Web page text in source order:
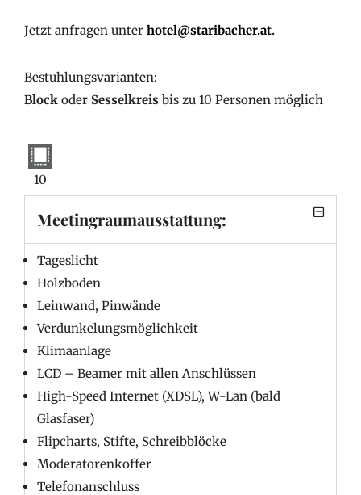
Jetzt anfragen unter hotel@staribacher.at.
Bestuhlungsvarianten:
Block oder Sesselkreis bis zu 10 Personen möglich
10
Meetingraumausstattung:
Tageslicht
Holzboden
Leinwand, Pinwände
Verdunkelungsmöglichkeit
Klimaanlage
LCD – Beamer mit allen Anschlüssen
High-Speed Internet (XDSL), W-Lan (bald
Glasfaser)
Flipcharts, Stifte, Schreibblöcke
Moderatorenkoffer
Telefonanschluss